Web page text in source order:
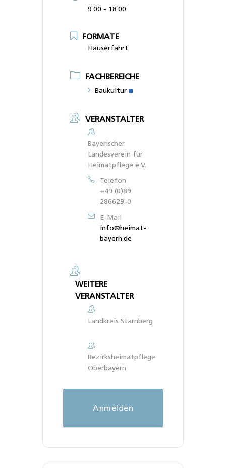
9:00 - 18:00
FORMATE
Häuserfahrt
FACHBEREICHE
Baukultur
VERANSTALTER
Bayerischer
Landesverein für
Heimatpflege e.V.
Telefon
+49 (0)89
286629-0
E-Mail
info@heimat-
bayern.de
WEITERE
VERANSTALTER
Landkreis Starnberg
Bezirksheimatpflege
Oberbayern
Anmelden